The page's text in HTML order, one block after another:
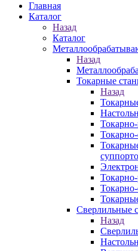
Главная
Каталог
Назад
Каталог
Назад
Токарные
Назад
Сверлильные
Назад